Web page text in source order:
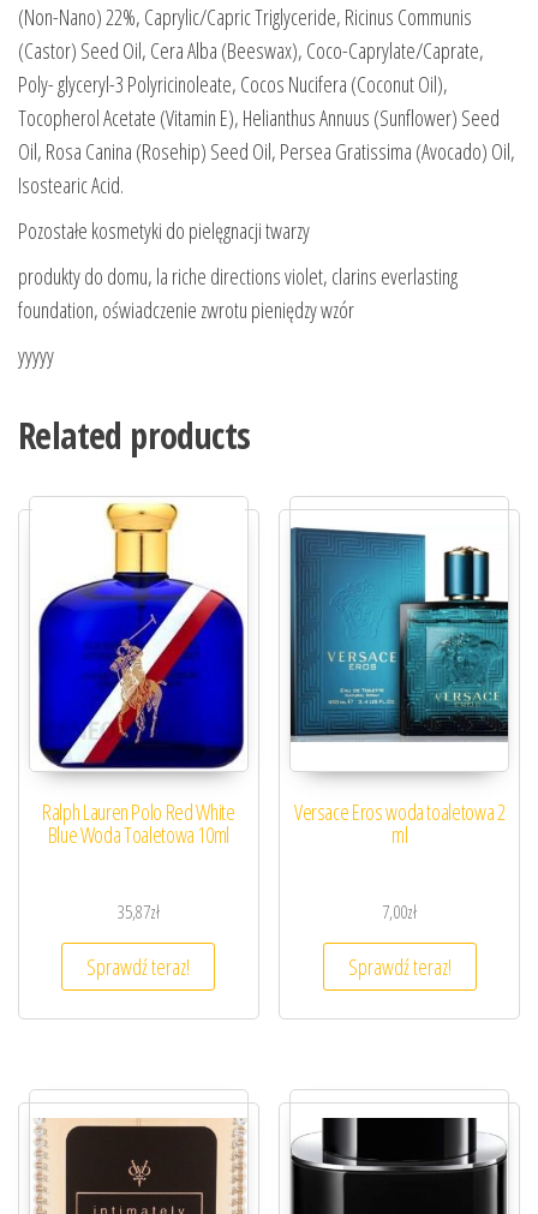
(Non-Nano) 22%, Caprylic/Capric Triglyceride, Ricinus Communis
(Castor) Seed Oil, Cera Alba (Beeswax), Coco-Caprylate/Caprate,
Poly- glyceryl-3 Polyricinoleate, Cocos Nucifera (Coconut Oil),
Tocopherol Acetate (Vitamin E), Helianthus Annuus (Sunflower) Seed
Oil, Rosa Canina (Rosehip) Seed Oil, Persea Gratissima (Avocado) Oil,
Isostearic Acid.
Pozostałe kosmetyki do pielęgnacji twarzy
produkty do domu, la riche directions violet, clarins everlasting
foundation, oświadczenie zwrotu pieniędzy wzór
yyyyy
Related products
Ralph Lauren Polo Red White
Blue Woda Toaletowa 10ml
35,87zł
Sprawdź teraz!
Versace Eros woda toaletowa 2
ml
7,00zł
Sprawdź teraz!